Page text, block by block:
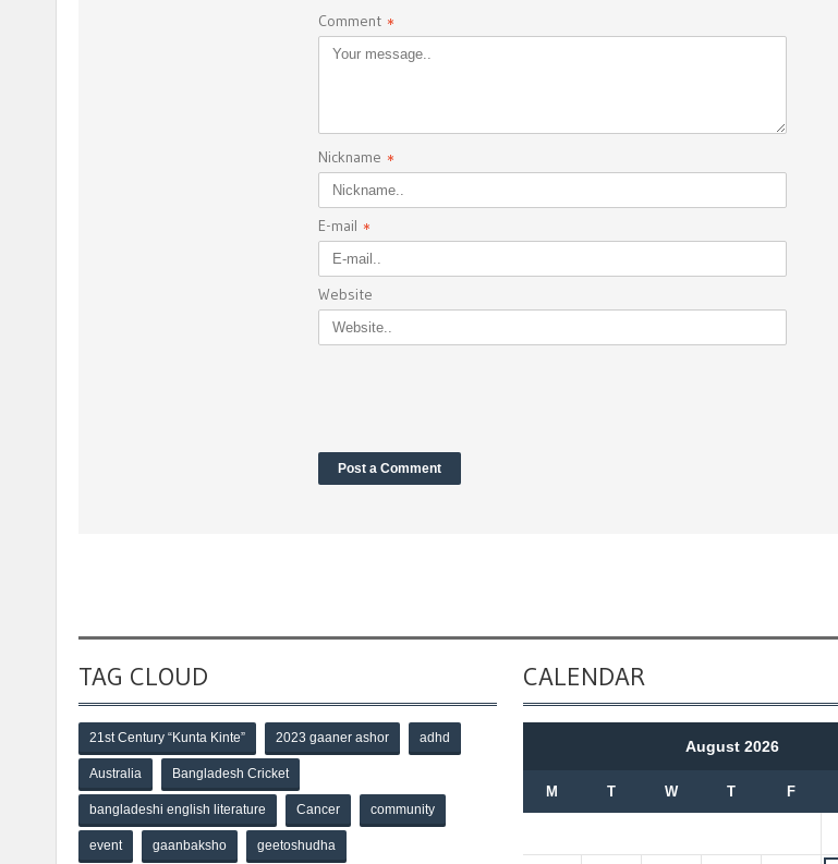
Comment *
Nickname *
E-mail *
Website
TAG CLOUD
21st Century “Kunta Kinte” 2023 gaaner ashor adhd
Australia Bangladesh Cricket
bangladeshi english literature Cancer community
event gaanbaksho geetoshudha
CALENDAR
August 2026
M T W T F